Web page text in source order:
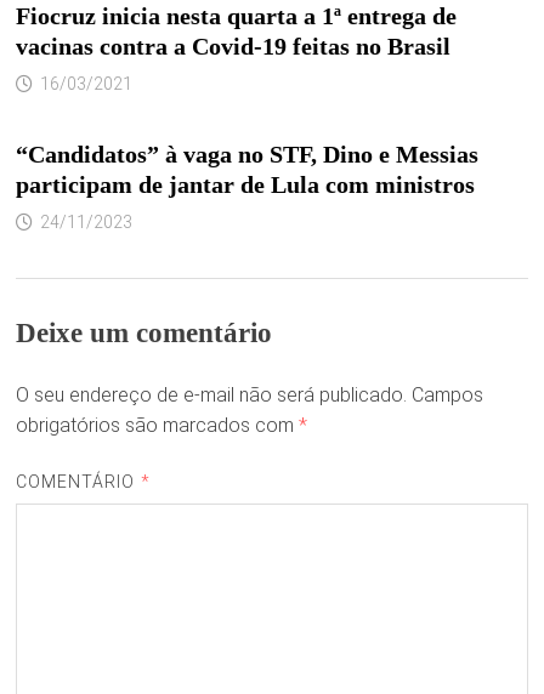
Fiocruz inicia nesta quarta a 1ª entrega de
vacinas contra a Covid-19 feitas no Brasil
16/03/2021
“Candidatos” à vaga no STF, Dino e Messias
participam de jantar de Lula com ministros
24/11/2023
Deixe um comentário
O seu endereço de e-mail não será publicado. Campos
obrigatórios são marcados com *
COMENTÁRIO *